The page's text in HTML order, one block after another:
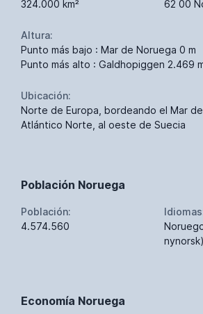
324.000 km²
62 00
Altura:
Punto más bajo : Mar de Noruega 0 m
Punto más alto : Galdhopiggen 2.469
Ubicación:
Norte de Europa, bordeando el Mar
Atlántico Norte, al oeste de Suecia
Población Noruega
Población:
4.574.560
Economía Noruega